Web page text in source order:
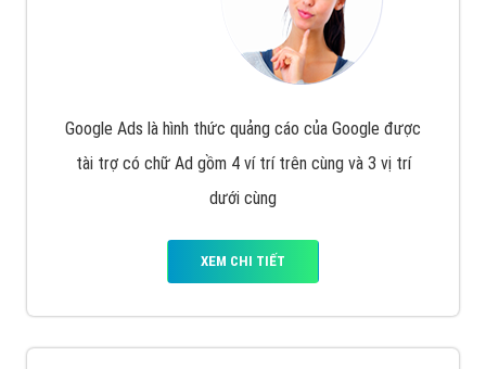
Google Ads là hình thức quảng cáo của Google được
tài trợ có chữ Ad gồm 4 ví trí trên cùng và 3 vị trí
dưới cùng
XEM CHI TIẾT